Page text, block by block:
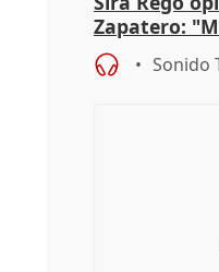
Zapatero:
proceso
Sonido